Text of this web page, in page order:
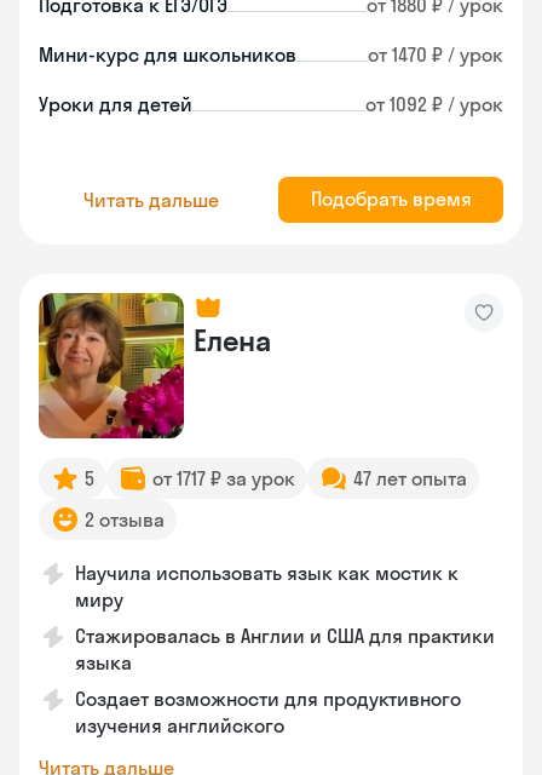
Подготовка к ЕГЭ/ОГЭ от 1880 ₽ / урок
Мини-курс для школьников от 1470 ₽ / урок
Уроки для детей от 1092 ₽ / урок
Читать дальше Подобрать время
Елена
5 от 1717 ₽ за урок
47 лет опыта
2 отзыва
Научила использовать язык как мостик к
миру
Стажировалась в Англии и США для практики
языка
Создает возможности для продуктивного
изучения английского
Читать дальше